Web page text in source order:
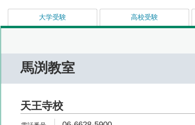
大学受験 高校受験
馬渕教室
天王寺校